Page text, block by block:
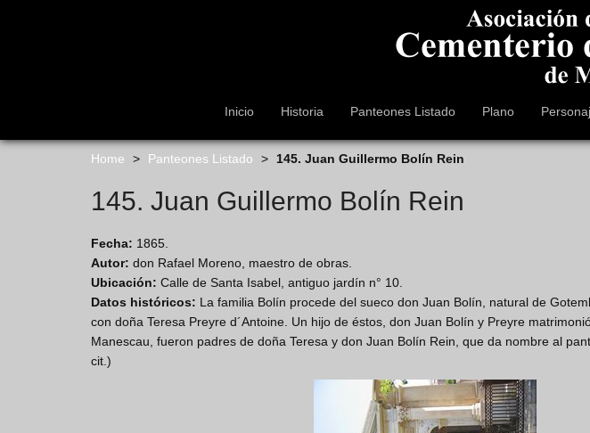
a
Inicio Historia Panteones Listado Plano
Home > Panteones Listado > 145. Juan Guillermo Bolín Rein
145. Juan Guillermo Bolín Rein
Fecha: 1865.
Autor: don Rafael Moreno, maestro de obras.
Ubicación: Calle de Santa Isabel, antiguo jardín n° 10.
Datos históricos: La familia Bolín procede del sueco don Juan Bolín, natural de
con doña Teresa Preyre d´Antoine. Un hijo de éstos, don Juan Bolín y Preyre
Manescau, fueron padres de doña Teresa y don Juan Bolín Rein, que da nombre al
cit.)